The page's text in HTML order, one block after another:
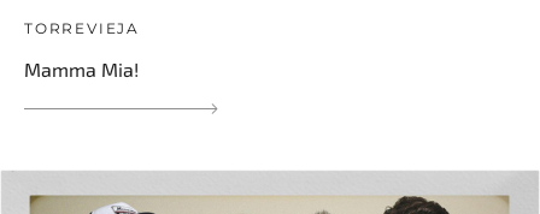
TORREVIEJA
Mamma Mia!